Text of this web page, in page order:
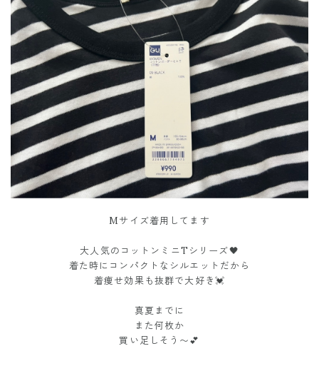
Mサイズ着用してます
大人気のコットンミニTシリーズ🖤
着た時にコンパクトなシルエットだから
着痩せ効果も抜群で大好き💓
真夏までに
また何枚か
買い足しそう〜💕